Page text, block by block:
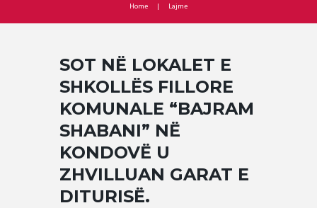
Home Lajme
SOT NË LOKALET E
SHKOLLËS FILLORE
KOMUNALE “BAJRAM
SHABANI” NË
KONDOVË U
ZHVILLUAN GARAT E
DITURISË.